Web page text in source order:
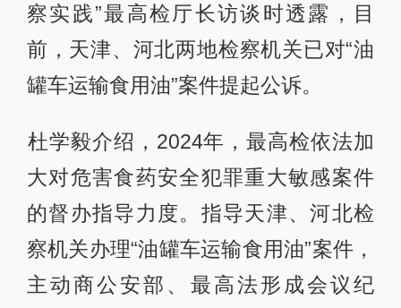
察实践”最高检厅长访谈时透露，目
前，天津、河北两地检察机关已对“油
罐车运输食用油”案件提起公诉。
​杜学毅介绍，2024年，最高检依法加
大对危害食药安全犯罪重大敏感案件
的督办指导力度。指导天津、河北检
察机关办理“油罐车运输食用油”案件，
主动商公安部、最高法形成会议纪